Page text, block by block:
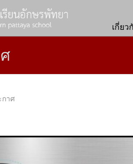
เกี่ยว
กาศ